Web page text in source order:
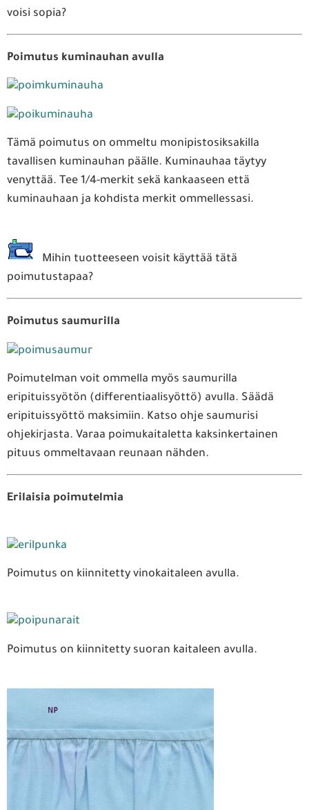
voisi sopia?
Poimutus kuminauhan avulla
Tämä poimutus on ommeltu monipistosiksakilla
tavallisen kuminauhan päälle. Kuminauhaa täytyy
venyttää. Tee 1/4-merkit sekä kankaaseen että
kuminauhaan ja kohdista merkit ommellessasi.
Mihin tuotteeseen voisit käyttää tätä
poimutustapaa?
Poimutus saumurilla
Poimutelman voit ommella myös saumurilla
eripituissyötön (differentiaalisyöttö) avulla. Säädä
eripituissyöttö maksimiin. Katso ohje saumurisi
ohjekirjasta. Varaa poimukaitaletta kaksinkertainen
pituus ommeltavaan reunaan nähden.
Erilaisia poimutelmia
Poimutus on kiinnitetty vinokaitaleen avulla.
Poimutus on kiinnitetty suoran kaitaleen avulla.